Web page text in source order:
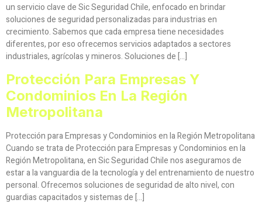
un servicio clave de Sic Seguridad Chile, enfocado en brindar
soluciones de seguridad personalizadas para industrias en
crecimiento. Sabemos que cada empresa tiene necesidades
diferentes, por eso ofrecemos servicios adaptados a sectores
industriales, agrícolas y mineros. Soluciones de […]
Protección Para Empresas Y
Condominios En La Región
Metropolitana
Protección para Empresas y Condominios en la Región Metropolitana
Cuando se trata de Protección para Empresas y Condominios en la
Región Metropolitana, en Sic Seguridad Chile nos aseguramos de
estar a la vanguardia de la tecnología y del entrenamiento de nuestro
personal. Ofrecemos soluciones de seguridad de alto nivel, con
guardias capacitados y sistemas de […]